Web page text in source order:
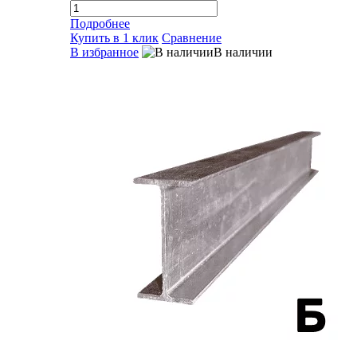
Подробнее
Купить в 1 клик Сравнение
В избранное
В наличии